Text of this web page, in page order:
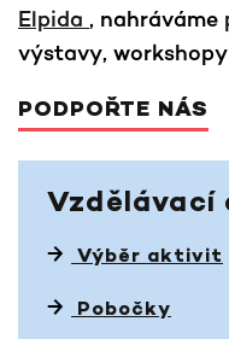
Elpida , nahráváme
výstavy,
PODPOŘTE NÁS
Vzdělávací
Výběr aktivit
Pobočky